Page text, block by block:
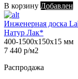
В корзину Добавлен
Инженерная доска
Натур Лак*
400-1500х150х15 мм
7 440 р/м2
Распродажа